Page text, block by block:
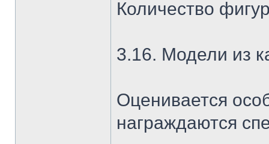
Количество
3.16. Модели из
Оценивается
награждаются